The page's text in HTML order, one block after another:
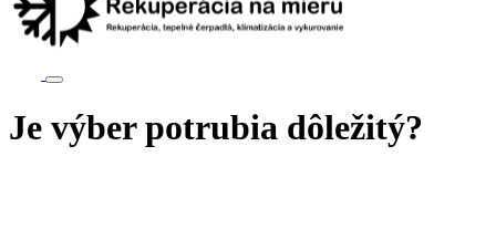
Je výber potrubia dôležitý?